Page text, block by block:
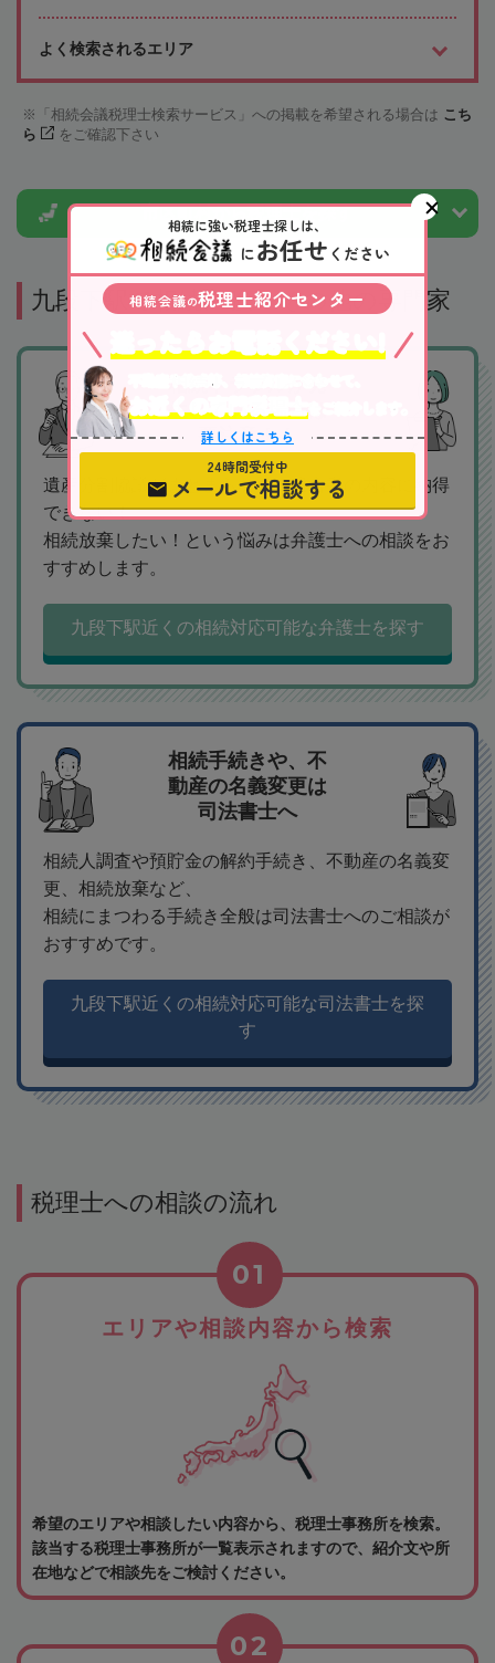
よく検索されるエリア
「相続会議税理士検索サービス」への掲載を希望される場合は こち
ら
をご確認下さい
市区町村から税理士を探す
九段下駅で相続に強いその他の専門家
相続トラブルが発
生している場合は
要注意！！
遺産分割協議がまとまらない！遺言書の内容に納得
できない！
相続放棄したい！という悩みは弁護士への相談をお
すすめします。
九段下駅近くの相続対応可能な弁護士を探す
相続手続きや、不
動産の名義変更は
司法書士へ
相続人調査や預貯金の解約手続き、不動産の名義変
更、相続放棄など、
相続にまつわる手続き全般は司法書士へのご相談が
おすすめです。
九段下駅近くの相続対応可能な司法書士を探
す
税理士への相談の流れ
エリアや相談内容から検索
01
希望のエリアや相談したい内容から、税理士事務所を検索。
該当する税理士事務所が一覧表示されますので、紹介文や所
在地などで相談先をご検討ください。
02
相続に強い税理士探しは、
にお任せ ください
相続会議の税理士紹介センター
不動産や株式等、相続資産に合わせて、
お近くの専門税理士
をご紹介します。
詳しくはこちら
24時間受付中
メールで相談する